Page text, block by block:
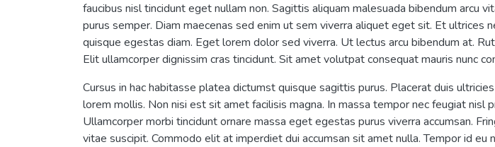
faucibus nisl tincidunt eget nullam non. Sagittis aliquam malesuada bibendum arcu
purus semper. Diam maecenas sed enim ut sem viverra aliquet eget sit. Et ultrices
quisque egestas diam. Eget lorem dolor sed viverra. Ut lectus arcu bibendum at.
Elit ullamcorper dignissim cras tincidunt. Sit amet volutpat consequat mauris nunc
Cursus in hac habitasse platea dictumst quisque sagittis purus. Placerat duis
lorem mollis. Non nisi est sit amet facilisis magna. In massa tempor nec feugiat
Ullamcorper morbi tincidunt ornare massa eget egestas purus viverra accumsan.
vitae suscipit. Commodo elit at imperdiet dui accumsan sit amet nulla. Tempor id